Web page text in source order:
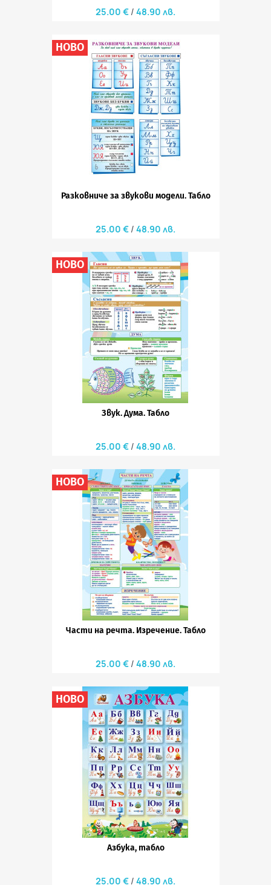
25.00 € 48.90 лв.
Разковниче за звукови модели. Табло
25.00 € 48.90 лв.
НОВО
Звук. Дума. Табло
25.00 € 48.90 лв.
НОВО
Части на речта. Изречение. Табло
25.00 € 48.90 лв.
НОВО
Азбука, табло
25.00 € 48.90 лв.
НОВО